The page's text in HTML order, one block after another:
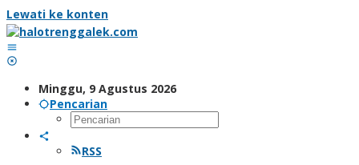
Lewati ke konten
Minggu, 9 Agustus 2026
Pencarian
RSS